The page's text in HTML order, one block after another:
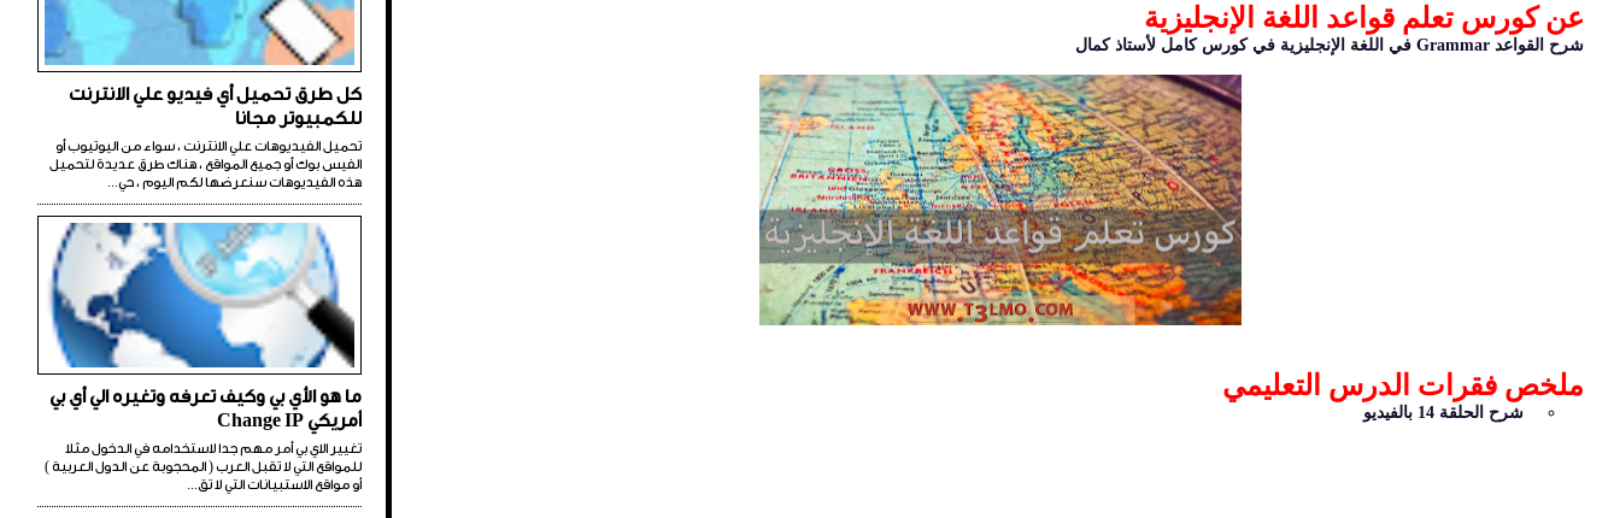
عن كورس تعلم قواعد اللغة الإنجليزية
شرح القواعد Grammar في اللغة الإنجليزية في كورس كامل لأستاذ كمال
ملخص فقرات الدرس التعليمي
شرح الحلقة 14 بالفيديو
كل طرق تحميل أي فيديو علي الانترنت
للكمبيوتر مجانا
تحميل الفيديوهات علي الانترنت ، سواء من اليوتيوب أو
الفيس بوك أو جميع المواقع ، هناك طرق عديدة لتحميل
هذه الفيديوهات سنعرضها لكم اليوم ، حي...
ما هو الأي بي وكيف تعرفه وتغيره الي أي بي
أمريكي Change IP
تغيير الاي بي أمر مهم جدا لاستخدامه في الدخول مثلا
للمواقع التي لا تقبل العرب ( المحجوبة عن الدول العربية )
أو مواقع الاستبيانات التي لا تق...